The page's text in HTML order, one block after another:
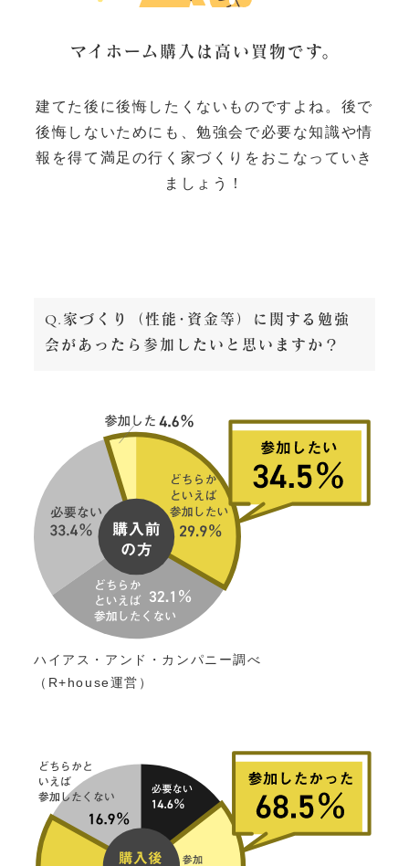
マイホーム購入は高い買物です。
建てた後に後悔したくないものですよね。 後で
後悔しないためにも、勉強会で必要な知識や情
報を得て 満足の行く家づくりをおこなっていき
ましょう！
Q.家づくり（性能･資金等）に関する勉強
会があったら参加したいと思いますか？
ハイアス・アンド・カンパニー調べ
（R+house運営）